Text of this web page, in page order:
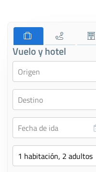
Vuelo y hotel